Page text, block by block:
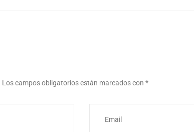
Los campos obligatorios están marcados con *